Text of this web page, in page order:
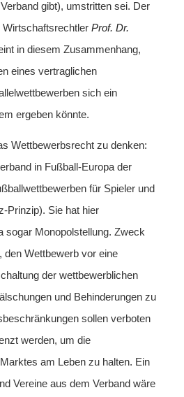
gibt), umstritten sei. Der
Prof. Dr.
in diesem Zusammenhang,
eines vertraglichen
sich ein
ergeben könnte.
Wettbewerbsrecht zu denken:
in Fußball-Europa der
für Spieler und
Prinzip). Sie hat hier
sogar Monopolstellung. Zweck
Wettbewerb vor eine
der wettbewerblichen
und Behinderungen zu
sollen verboten
werden, um die
am Leben zu halten. Ein
Vereine aus dem Verband wäre